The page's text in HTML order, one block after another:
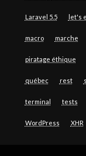
Laravel 5.5 let's
macro marche
piratage éthique
québec rest
terminal tests
WordPress XHR